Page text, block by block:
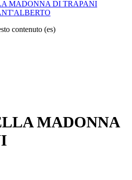
MADONNA DI TRAPANI
contenuto (es)
MADONNA